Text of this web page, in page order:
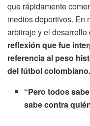
que rápidamente
medios deportivos. En
arbitraje y el desarrollo
reflexión que fue
referencia al peso
del fútbol colombiano.
“Pero todos
sabe contra